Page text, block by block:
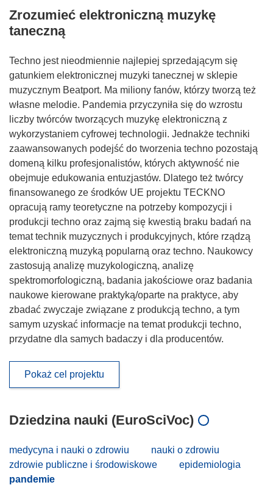
Zrozumieć elektroniczną muzykę
taneczną
Techno jest nieodmiennie najlepiej sprzedającym się
gatunkiem elektronicznej muzyki tanecznej w sklepie
muzycznym Beatport. Ma miliony fanów, którzy tworzą też
własne melodie. Pandemia przyczyniła się do wzrostu
liczby twórców tworzących muzykę elektroniczną z
wykorzystaniem cyfrowej technologii. Jednakże techniki
zaawansowanych podejść do tworzenia techno pozostają
domeną kilku profesjonalistów, których aktywność nie
obejmuje edukowania entuzjastów. Dlatego też twórcy
finansowanego ze środków UE projektu TECKNO
opracują ramy teoretyczne na potrzeby kompozycji i
produkcji techno oraz zajmą się kwestią braku badań na
temat technik muzycznych i produkcyjnych, które rządzą
elektroniczną muzyką popularną oraz techno. Naukowcy
zastosują analizę muzykologiczną, analizę
spektromorfologiczną, badania jakościowe oraz badania
naukowe kierowane praktyką/oparte na praktyce, aby
zbadać zwyczaje związane z produkcją techno, a tym
samym uzyskać informacje na temat produkcji techno,
przydatne dla samych badaczy i dla producentów.
Pokaż cel projektu
Dziedzina nauki (EuroSciVoc)
medycyna i nauki o zdrowiu
nauki o zdrowiu
zdrowie publiczne i środowiskowe
epidemiologia
pandemie